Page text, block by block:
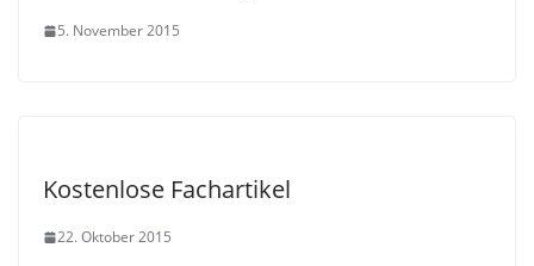
5. November 2015
Kostenlose Fachartikel
22. Oktober 2015